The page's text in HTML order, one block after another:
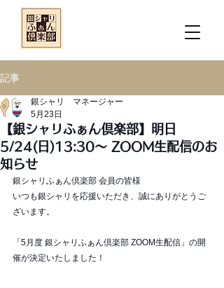
記事
【銀シャリふぁん倶楽部】明日
5/24(日)13:30～ ZOOM生配信のお
知らせ
銀シャリ マネージャー
5月23日
銀シャリふぁん倶楽部 会員の皆様
いつも銀シャリを応援いただき、誠にありがとうご
ざいます。
「5月度 銀シャリふぁん倶楽部 ZOOM生配信」の開
催が決定いたしました！